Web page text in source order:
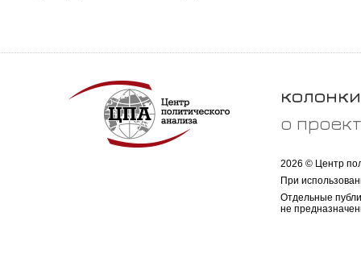
колонки
о
2026 © Центр
При
Отдельные
не